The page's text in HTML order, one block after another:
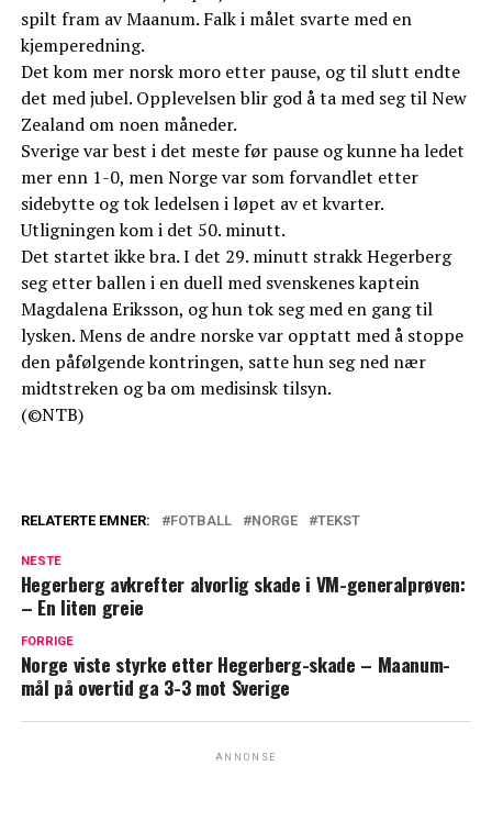
spilt fram av Maanum. Falk i målet svarte med en
kjemperedning.
Det kom mer norsk moro etter pause, og til slutt endte
det med jubel. Opplevelsen blir god å ta med seg til New
Zealand om noen måneder.
Sverige var best i det meste før pause og kunne ha ledet
mer enn 1-0, men Norge var som forvandlet etter
sidebytte og tok ledelsen i løpet av et kvarter.
Utligningen kom i det 50. minutt.
Det startet ikke bra. I det 29. minutt strakk Hegerberg
seg etter ballen i en duell med svenskenes kaptein
Magdalena Eriksson, og hun tok seg med en gang til
lysken. Mens de andre norske var opptatt med å stoppe
den påfølgende kontringen, satte hun seg ned nær
midtstreken og ba om medisinsk tilsyn.
(©NTB)
RELATERTE EMNER: FOTBALL NORGE TEKST
NESTE
Hegerberg avkrefter alvorlig skade i VM-generalprøven:
– En liten greie
FORRIGE
Norge viste styrke etter Hegerberg-skade – Maanum-
mål på overtid ga 3-3 mot Sverige
ANNONSE